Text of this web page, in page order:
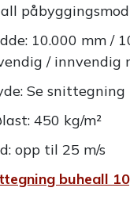
10.000 mm /
/ innvendig
Se snittegning
450 kg/m²
opp til 25 m/s
buheall